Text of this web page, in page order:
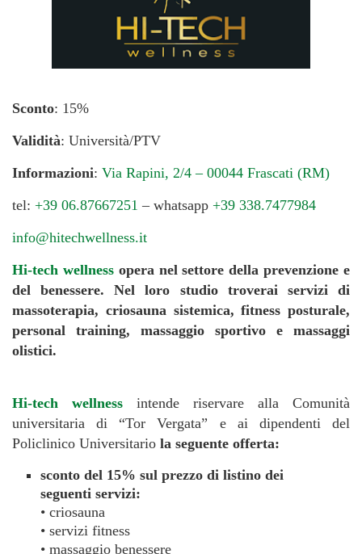
Sconto: 15%
Validità: Università/PTV
Informazioni: Via Rapini, 2/4 – 00044 Frascati (RM)
tel: +39 06.87667251 – whatsapp +39 338.7477984
info@hitechwellness.it
Hi-tech wellness opera nel settore della prevenzione e
del benessere. Nel loro studio troverai servizi di
massoterapia, criosauna sistemica, fitness posturale,
personal training, massaggio sportivo e massaggi
olistici.
Hi-tech wellness intende riservare alla Comunità
universitaria di “Tor Vergata” e ai dipendenti del
Policlinico Universitario la seguente offerta:
sconto del 15% sul prezzo di listino dei
seguenti servizi:
• criosauna
• servizi fitness
• massaggio benessere